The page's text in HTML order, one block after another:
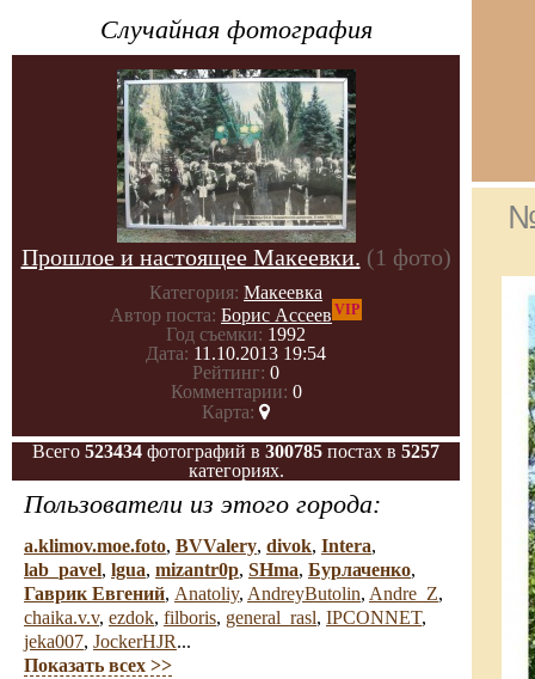
Случайная фотография
Прошлое и настоящее Макеевки. (1 фото)
Категория: Макеевка
Автор поста: Борис Ассеев VIP
Год съемки: 1992
Дата: 11.10.2013 19:54
Рейтинг: 0
Комментарии: 0
Карта:
Всего 523434 фотографий в 300785 постах в 5257
категориях.
Пользователи из этого города:
a.klimov.moe.foto, BVValery, divok, Intera,
lab_pavel, lgua, mizantr0p, SHma, Бурлаченко,
Гаврик Евгений, Anatoliy, AndreyButolin, Andre_Z,
chaika.v.v, ezdok, filboris, general_rasl, IPCONNET,
jeka007, JockerHJR...
Показать всех >>